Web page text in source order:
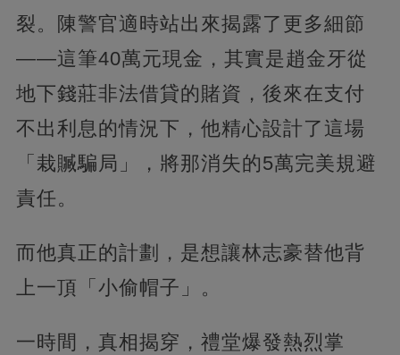
裂。陳警官適時站出來揭露了更多細節
——這筆40萬元現金，其實是趙金牙從
地下錢莊非法借貸的賭資，後來在支付
不出利息的情況下，他精心設計了這場
「栽贓騙局」，將那消失的5萬完美規避
責任。
而他真正的計劃，是想讓林志豪替他背
上一頂「小偷帽子」。
一時間，真相揭穿，禮堂爆發熱烈掌